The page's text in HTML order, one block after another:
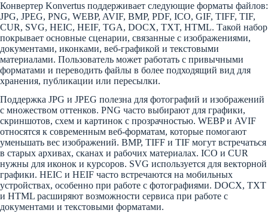
Конвертер Konvertus поддерживает следующие форматы файлов:
JPG, JPEG, PNG, WEBP, AVIF, BMP, PDF, ICO, GIF, TIFF, TIF,
CUR, SVG, HEIC, HEIF, TGA, DOCX, TXT, HTML. Такой набор
покрывает основные сценарии, связанные с изображениями,
документами, иконками, веб-графикой и текстовыми
материалами. Пользователь может работать с привычными
форматами и переводить файлы в более подходящий вид для
хранения, публикации или пересылки.
Поддержка JPG и JPEG полезна для фотографий и изображений
с множеством оттенков. PNG часто выбирают для графики,
скриншотов, схем и картинок с прозрачностью. WEBP и AVIF
относятся к современным веб-форматам, которые помогают
уменьшать вес изображений. BMP, TIFF и TIF могут встречаться
в старых архивах, сканах и рабочих материалах. ICO и CUR
нужны для иконок и курсоров. SVG используется для векторной
графики. HEIC и HEIF часто встречаются на мобильных
устройствах, особенно при работе с фотографиями. DOCX, TXT
и HTML расширяют возможности сервиса при работе с
документами и текстовыми форматами.